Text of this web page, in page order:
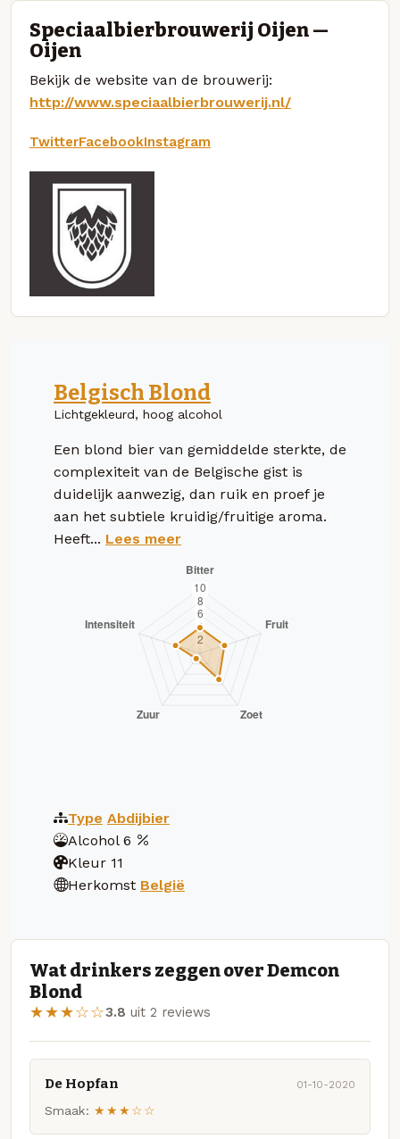
Speciaalbierbrouwerij Oijen —
Oijen
Bekijk de website van de brouwerij:
http://www.speciaalbierbrouwerij.nl/
TwitterFacebookInstagram
Belgisch Blond
Lichtgekleurd, hoog alcohol
Een blond bier van gemiddelde sterkte, de
complexiteit van de Belgische gist is
duidelijk aanwezig, dan ruik en proef je
aan het subtiele kruidig/fruitige aroma.
Heeft... Lees meer
Type Abdijbier
Alcohol 6
Kleur 11
Herkomst België
Wat drinkers zeggen over Demcon
Blond
★★★☆☆3.8 uit 2 reviews
De Hopfan 01-10-2020
Smaak: ★★★☆☆